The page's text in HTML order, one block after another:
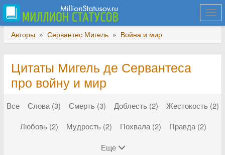
Авторы » Сервантес Мигель » Война и мир
Цитаты Мигель де Сервантеса
про войну и мир
Все Слова (3) Смерть (3) Доблесть (2)
Жестокость (2)
Любовь (2)
Мудрость (2) Похвала (2)
Правда (2)
Еще